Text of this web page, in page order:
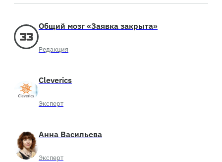
Общий мозг «Заявка закрыта»
Редакция
Cleverics
Эксперт
Анна Васильева
Эксперт